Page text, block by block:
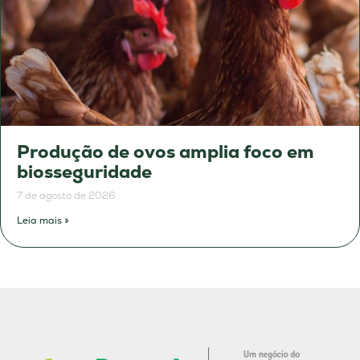
Produção de ovos amplia foco em
biosseguridade
7 de agosto de 2026
Leia mais »